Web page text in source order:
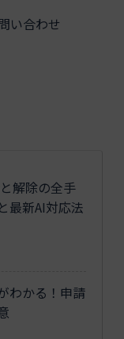
い合わせ
解除の全手
最新AI対応法
わかる！申請